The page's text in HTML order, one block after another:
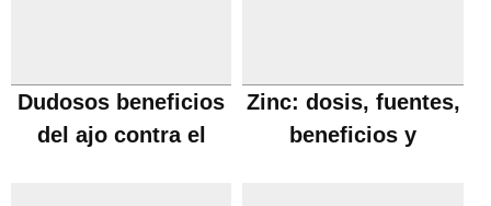
Dudosos beneficios
del ajo contra el
Zinc: dosis, fuentes,
beneficios y